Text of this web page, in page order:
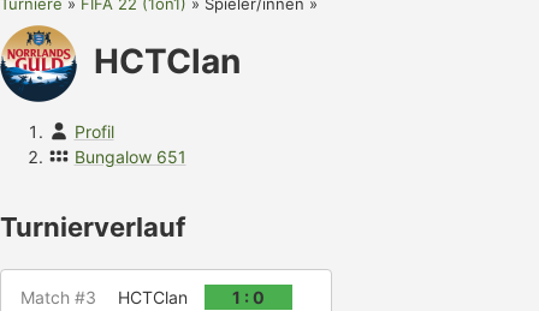
HCTClan
Profil
Bungalow 651
Turnierverlauf
Match #3 HCTClan
1 : 0